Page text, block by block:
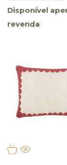
Disponível
revenda